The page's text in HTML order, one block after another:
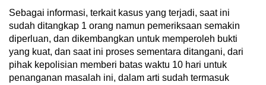
Sebagai informasi, terkait kasus yang terjadi, saat ini
sudah ditangkap 1 orang namun pemeriksaan semakin
diperluan, dan dikembangkan untuk memperoleh bukti
yang kuat, dan saat ini proses sementara ditangani, dari
pihak kepolisian memberi batas waktu 10 hari untuk
penanganan masalah ini, dalam arti sudah termasuk